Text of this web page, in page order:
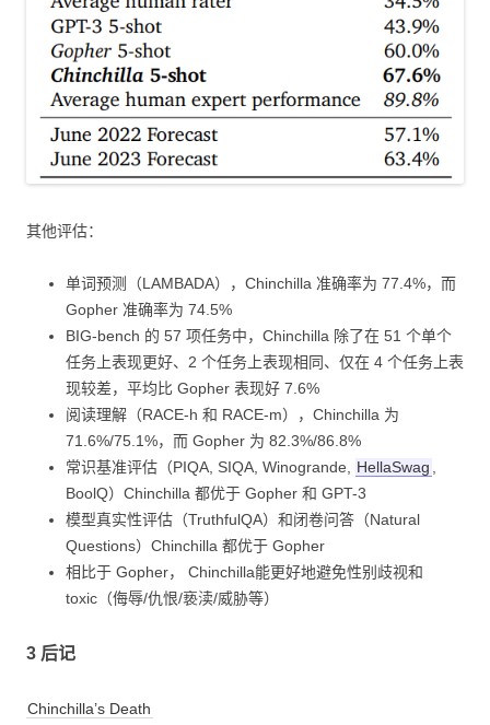
其他评估：
单词预测（LAMBADA），Chinchilla 准确率为 77.4%，而
Gopher 准确率为 74.5%
BIG-bench 的 57 项任务中，Chinchilla 除了在 51 个单个
任务上表现更好、2 个任务上表现相同、仅在 4 个任务上表
现较差，平均比 Gopher 表现好 7.6%
阅读理解（RACE-h 和 RACE-m），Chinchilla 为
71.6%/75.1%，而 Gopher 为 82.3%/86.8%
常识基准评估（PIQA, SIQA, Winogrande, HellaSwag ,
BoolQ）Chinchilla 都优于 Gopher 和 GPT-3
模型真实性评估（TruthfulQA）和闭卷问答（Natural
Questions）Chinchilla 都优于 Gopher
相比于 Gopher， Chinchilla能更好地避免性别歧视和
toxic（侮辱/仇恨/亵渎/威胁等）
3 后记
Chinchilla’s Death